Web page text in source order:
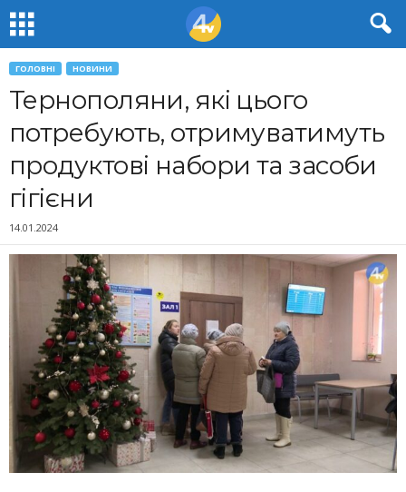
ГОЛОВНІ НОВИНИ
Тернополяни, які цього
потребують, отримуватимуть
продуктові набори та засоби
гігієни
14.01.2024